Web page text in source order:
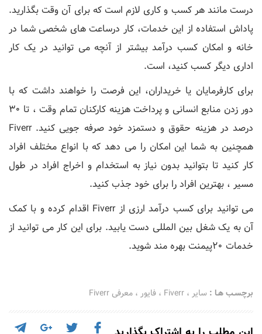
درست مانند هر کسب و کاری لازم است که برای آن وقت بگذارید.
پاداش استفاده از این خدمات، کار درساعت های شخصی شما در
خانه و امکان کسب درآمد بیشتر از آنچه می توانید در یک کار
اداری دیگر کسب کنید، است.
برای کارفرمایان یا خریداران، این فرصت را خواهند داشت که با
دور زدن منابع انسانی و پرداخت هزینه کارکنان تمام وقت ، تا 30
درصد در هزینه حقوق و دستمزد خود صرفه جویی کنید. Fiverr
همچنین به شما این امکان را می دهد که با انواع مختلف افراد
کار کنید تا بتوانید بدون نیاز به استخدام و اخراج افراد در طول
مسیر ، بهترین افراد را برای خود جذب کنید.
می توانید برای کسب درآمد ارزی از Fiverr اقدام کرده و با کمک
آن به یک شغل بین المللی دست یابید. برای این کار می توانید از
خدمات 20پیمنت بهره مند شوید.
برچسـب هـا : سایر ، Fiverr ، فایور ، معرفی Fiverr